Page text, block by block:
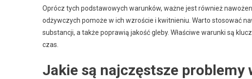
Oprócz tych podstawowych warunków, ważne jest również
odżywczych pomoże w ich wzroście i kwitnieniu. Warto stosować
substancji, a także poprawią jakość gleby. Właściwe warunki są
czas.
Jakie są najczęstsze problemy